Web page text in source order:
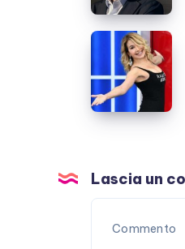
DiNozzo:
cosa
sappiamo
Barbara
D’Urso
denuncia
Mediaset
Lascia un